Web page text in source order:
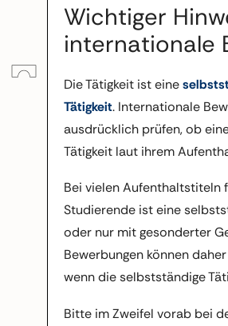
Wichtiger
internationale
Die Tätigkeit ist eine
Tätigkeit. Internationale
ausdrücklich prüfen, ob
Tätigkeit laut ihrem
Bei vielen Aufenthaltstiteln
Studierende ist eine
oder nur mit gesonderter
Bewerbungen können
wenn die selbstständige
Bitte im Zweifel vorab bei